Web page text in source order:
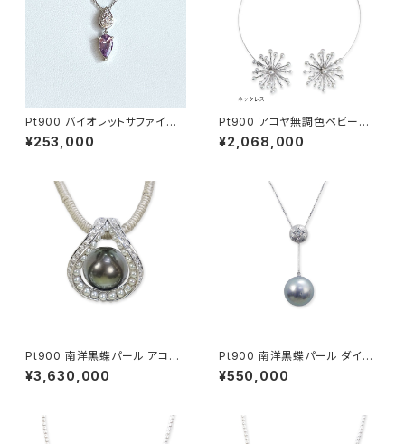
Pt900 バイオレットサファイア
ダイヤモンド ペンダントトップ
¥253,000
Pt900 アコヤ無調色ベビーパ
ール ダイヤモンド ネックレス・
ブローチ・ペンダントヘッド
¥2,068,000
Pt900 南洋黒蝶パール アコヤ
無調色ベビーパール ダイヤモン
ド ペンダントトップ
¥3,630,000
Pt900 南洋黒蝶パール ダイヤ
モンド ペンダントヘッド
¥550,000